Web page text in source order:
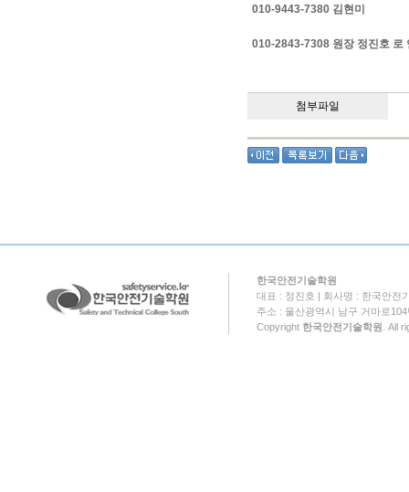
010-9443-7380 김현미
010-2843-7308 원장 정진호 로
첨부파일
한국안전기술학원
대표 : 정진호 | 회사명 : 한국안전
주소 : 울산광역시 남구 거마로
Copyright 한국안전기술학원 . All